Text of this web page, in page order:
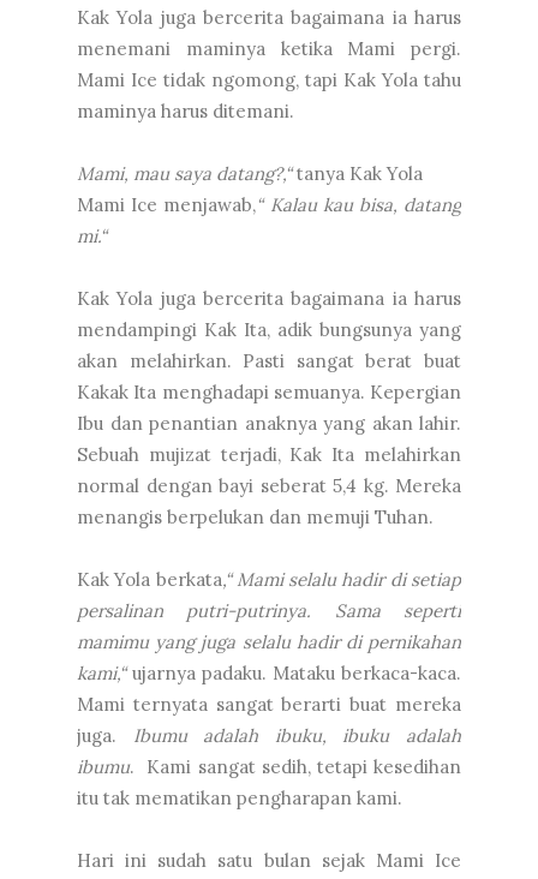
Kak Yola juga bercerita bagaimana ia harus
menemani maminya ketika Mami pergi.
Mami Ice tidak ngomong, tapi Kak Yola tahu
maminya harus ditemani.
Mami, mau saya datang?,“tanya Kak Yola
Mami Ice menjawab,“ Kalau kau bisa, datang
mi.“
Kak Yola juga bercerita bagaimana ia harus
mendampingi Kak Ita, adik bungsunya yang
akan melahirkan. Pasti sangat berat buat
Kakak Ita menghadapi semuanya. Kepergian
Ibu dan penantian anaknya yang akan lahir.
Sebuah mujizat terjadi, Kak Ita melahirkan
normal dengan bayi seberat 5,4 kg. Mereka
menangis berpelukan dan memuji Tuhan.
Kak Yola berkata,“ Mami selalu hadir di setiap
persalinan putri-putrinya. Sama seperti
mamimu yang juga selalu hadir di pernikahan
kami,“ujarnya padaku. Mataku berkaca-kaca.
Mami ternyata sangat berarti buat mereka
juga. Ibumu adalah ibuku, ibuku adalah
ibumu. Kami sangat sedih, tetapi kesedihan
itu tak mematikan pengharapan kami.
Hari ini sudah satu bulan sejak Mami Ice